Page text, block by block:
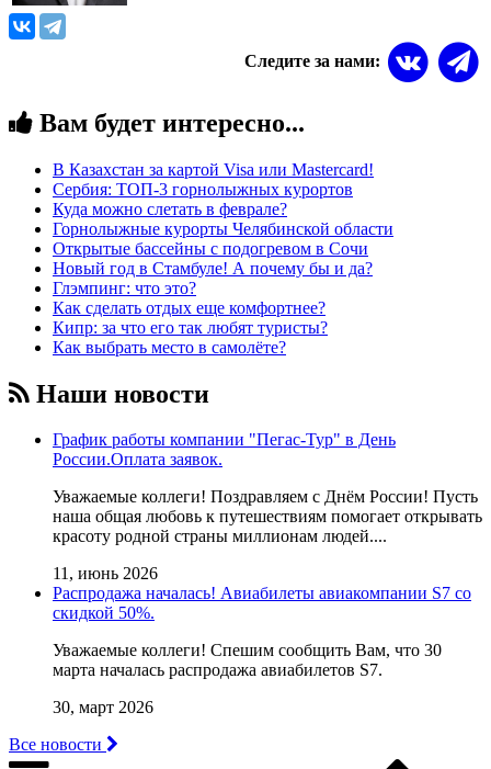
Следите за нами:
Вам будет интересно...
В Казахстан за картой Visa или Masterсard!
Сербия: ТОП-3 горнолыжных курортов
Куда можно слетать в феврале?
Горнолыжные курорты Челябинской области
Открытые бассейны с подогревом в Сочи
Новый год в Стамбуле! А почему бы и да?
Глэмпинг: что это?
Как сделать отдых еще комфортнее?
Кипр: за что его так любят туристы?
Как выбрать место в самолёте?
Наши новости
График работы компании "Пегас-Тур" в День
России.Оплата заявок.
Уважаемые коллеги! Поздравляем с Днём России! Пусть
наша общая любовь к путешествиям помогает открывать
красоту родной страны миллионам людей....
11, июнь 2026
Распродажа началась! Авиабилеты авиакомпании S7 со
скидкой 50%.
Уважаемые коллеги! Cпешим сообщить Вам, что 30
марта началась распродажа авиабилетов S7.
30, март 2026
Все новости